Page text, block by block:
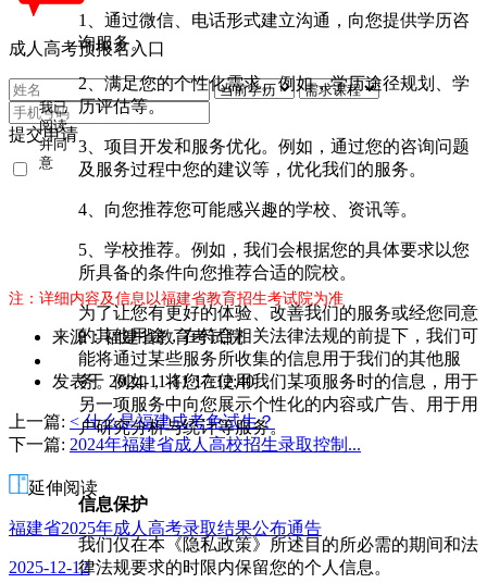
成人高考预报名入口
提交申请
我已
阅读
并同
意
1、通过微信、电话形式建立沟通，向您提供学历咨
询服务。
2、满足您的个性化需求。例如，学历途径规划、学
历评估等。
3、项目开发和服务优化。例如，通过您的咨询问题
及服务过程中您的建议等，优化我们的服务。
4、向您推荐您可能感兴趣的学校、资讯等。
5、学校推荐。例如，我们会根据您的具体要求以您
所具备的条件向您推荐合适的院校。
为了让您有更好的体验、改善我们的服务或经您同意
的其他用途，在符合相关法律法规的前提下，我们可
能将通过某些服务所收集的信息用于我们的其他服
务。例如，将您在使用我们某项服务时的信息，用于
另一项服务中向您展示个性化的内容或广告、用于用
户研究分析与统计等服务。
信息保护
我们仅在本《隐私政策》所述目的所必需的期间和法
律法规要求的时限内保留您的个人信息。
注：详细内容及信息以福建省教育招生考试院为准
来源：福建省教育考试院
者：
老
师
发表于 2024-11-11 17:12:40
上一篇: < 什么是福建成考免试生？
下一篇: 2024年福建省成人高校招生录取控制...
延伸阅读
福建省2025年成人高考录取结果公布通告
2025-12-12